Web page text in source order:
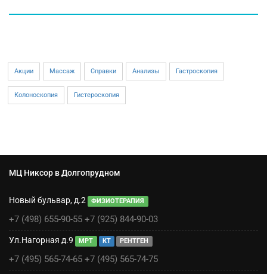
Акции Массаж Справки Анализы Гастроскопия
Колоноскопия Гистероскопия
МЦ Никсор в Долгопрудном
Новый бульвар, д.2 ФИЗИОТЕРАПИЯ
+7 (498) 655-90-55 +7 (925) 844-90-03
Ул.Нагорная д.9 МРТ КТ РЕНТГЕН
+7 (495) 565-74-65 +7 (495) 565-74-75